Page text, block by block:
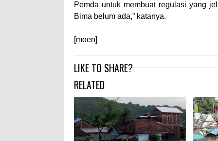
Pemda untuk membuat regulasi yang
Bima belum ada,” katanya.
[moen]
LIKE TO SHARE?
RELATED